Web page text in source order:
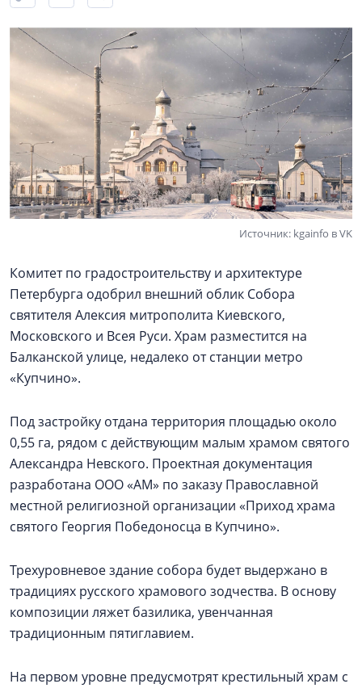
Источник: kgainfo в VK
Комитет по градостроительству и архитектуре
Петербурга одобрил внешний облик Собора
святителя Алексия митрополита Киевского,
Московского и Всея Руси. Храм разместится на
Балканской улице, недалеко от станции метро
«Купчино».
Под застройку отдана территория площадью около
0,55 га, рядом с действующим малым храмом святого
Александра Невского. Проектная документация
разработана ООО «АМ» по заказу Православной
местной религиозной организации «Приход храма
святого Георгия Победоносца в Купчино».
Трехуровневое здание собора будет выдержано в
традициях русского храмового зодчества. В основу
композиции ляжет базилика, увенчанная
традиционным пятиглавием.
На первом уровне предусмотрят крестильный храм с